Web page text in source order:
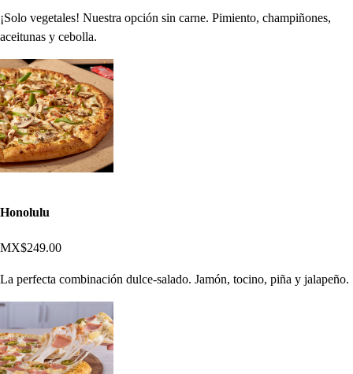
¡Solo vegetales! Nuestra opción sin carne. Pimiento, champiñones,
aceitunas y cebolla.
Honolulu
MX$249.00
La perfecta combinación dulce-salado. Jamón, tocino, piña y jalapeño.